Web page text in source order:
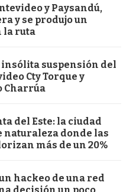
y Paysandú,
y se produjo un
la ruta
insólita suspensión del
Cty Torque y
Charrúa
del Este: la ciudad
naturaleza donde las
más de un 20%
hackeo de una red